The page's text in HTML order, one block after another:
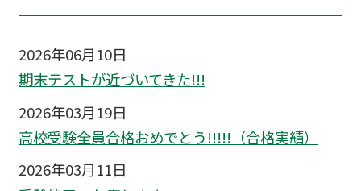
2026年06月10日
期末テストが近づいてきた!!!
2026年03月19日
高校受験全員合格おめでとう!!!!!（合格実績）
2026年03月11日